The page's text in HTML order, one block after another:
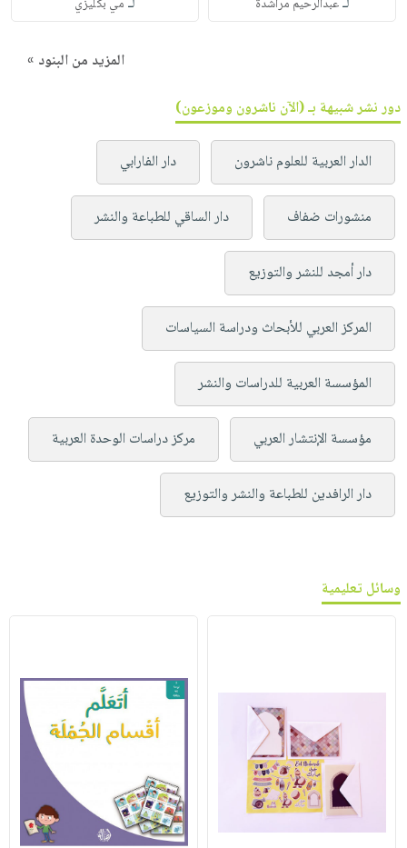
عبدالرحيم مراشدة مي بكليزي
المزيد من البنود »
دور نشر شبيهة بـ (الآن ناشرون وموزعون)
الدار العربية للعلوم ناشرون دار الفارابي
منشورات ضفاف دار الساقي للطباعة والنشر
دار أمجد للنشر والتوزيع
المركز العربي للأبحاث ودراسة السياسات
المؤسسة العربية للدراسات والنشر
مؤسسة الإنتشار العربي مركز دراسات الوحدة العربية
دار الرافدين للطباعة والنشر والتوزيع
وسائل تعليمية